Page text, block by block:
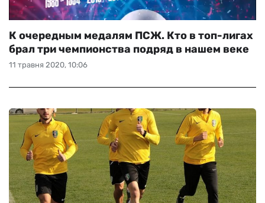
11 травня 2020, 10:06
К очередным медалям ПСЖ. Кто в топ-лигах
брал три чемпионства подряд в нашем веке